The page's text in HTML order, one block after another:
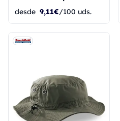
desde 9,11€/100 uds.